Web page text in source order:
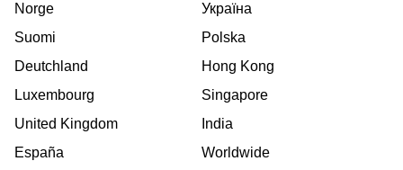
Norge
Suomi
Deutchland
Luxembourg
United Kingdom
España
Україна
Polska
Hong Kong
Singapore
India
Worldwide